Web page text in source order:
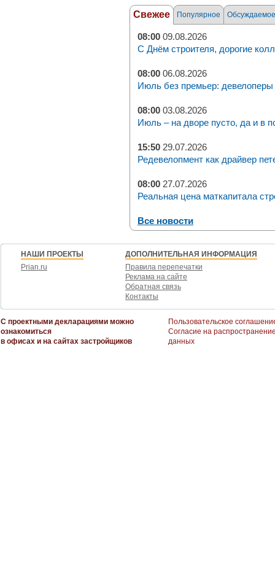
Свежее Популярное Обсуждаемое
08:00 09.08.2026
С Днём строителя, дорогие
08:00 06.08.2026
Июль без премьер: девелоперы
08:00 03.08.2026
Июль – на дворе пусто, да и в
15:50 29.07.2026
Редевелопмент как драйвер
08:00 27.07.2026
Реальная цена маткапитала
Все новости
НАШИ ПРОЕКТЫ
Prian.ru
ДОПОЛНИТЕЛЬНАЯ ИНФОРМАЦИЯ
Правила перепечатки
Реклама на сайте
Обратная связь
Контакты
С проектными декларациями можно
ознакомиться
в офисах и на сайтах застройщиков
Пользовательское
Согласие на
данных